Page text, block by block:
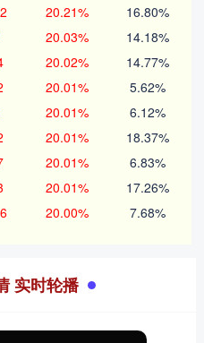
20.21% 16.80%
20.03% 14.18%
20.02% 14.77%
20.01% 5.62%
20.01% 6.12%
20.01% 18.37%
20.01% 6.83%
20.01% 17.26%
20.00% 7.68%
实时轮播